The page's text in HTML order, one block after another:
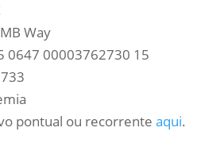
Way
0647 00003762730 15
pontual ou recorrente aqui.